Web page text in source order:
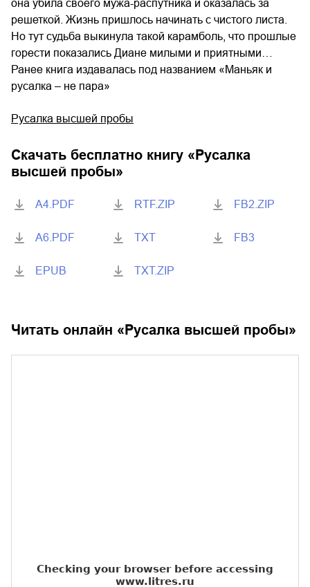
она убила своего мужа-распутника и оказалась за
решеткой. Жизнь пришлось начинать с чистого листа.
Но тут судьба выкинула такой карамболь, что прошлые
горести показались Диане милыми и приятными…
Ранее книга издавалась под названием «Маньяк и
русалка – не пара»
Русалка высшей пробы
Скачать бесплатно книгу « Русалка
высшей пробы»
A4.PDF
A6.PDF
EPUB
RTF.ZIP
TXT
TXT.ZIP
FB2.ZIP
FB3
Читать онлайн « Русалка высшей пробы»